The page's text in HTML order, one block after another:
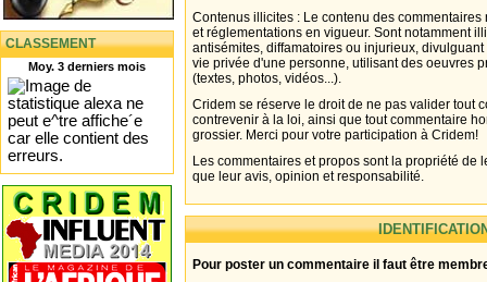
CLASSEMENT
Moy. 3 derniers mois
Contenus illicites : Le contenu des
et réglementations en vigueur. Sont notamment
antisémites, diffamatoires ou injurieux,
vie privée d'une personne, utilisant des oeuvres
(textes, photos, vidéos...).
Cridem se réserve le droit de ne pas valider tout
contrevenir à la loi, ainsi que tout commentaire
grossier. Merci pour votre participation à Cridem!
Les commentaires et propos sont la propriété de
que leur avis, opinion et responsabilité.
Pour poster un commentaire il faut être